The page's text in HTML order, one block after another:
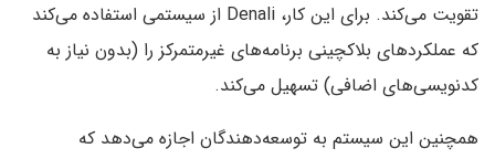
تقویت می‌کند. برای این کار، Denali از سیستمی استفاده می‌کند
که عملکردهای بلاکچینی برنامه‌های غیرمتمرکز را (بدون نیاز به
کدنویسی‌های اضافی) تسهیل می‌کند.
همچنین این سیستم به توسعه‌دهندگان اجازه می‌دهد که